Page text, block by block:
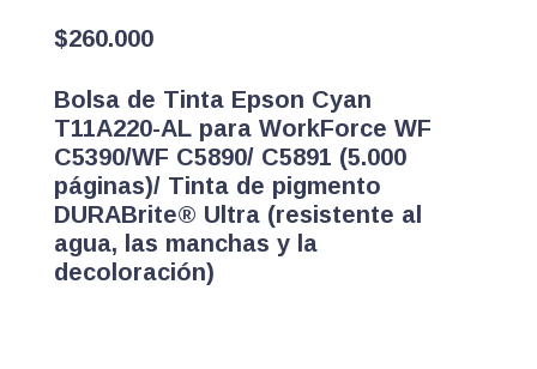
$260.000
Bolsa de Tinta Epson Cyan
T11A220-AL para WorkForce WF
C5390/WF C5890/ C5891 (5.000
páginas)/ Tinta de pigmento
DURABrite® Ultra (resistente al
agua, las manchas y la
decoloración)